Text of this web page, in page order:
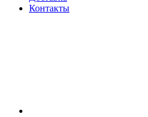
Контакты